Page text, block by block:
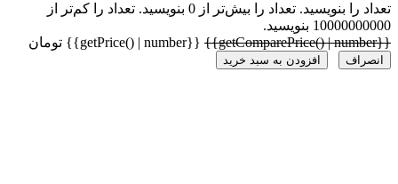
را بنویسید.تعداد را بیش‌تر از 0 بنویسید.
تعداد را کم‌تر از
بنویسید.
{{getPrice() | number}} تومان
افزودن به سبد خرید